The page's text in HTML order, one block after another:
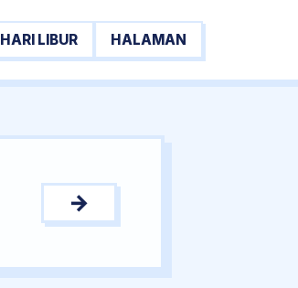
HARI LIBUR HALAMAN
→